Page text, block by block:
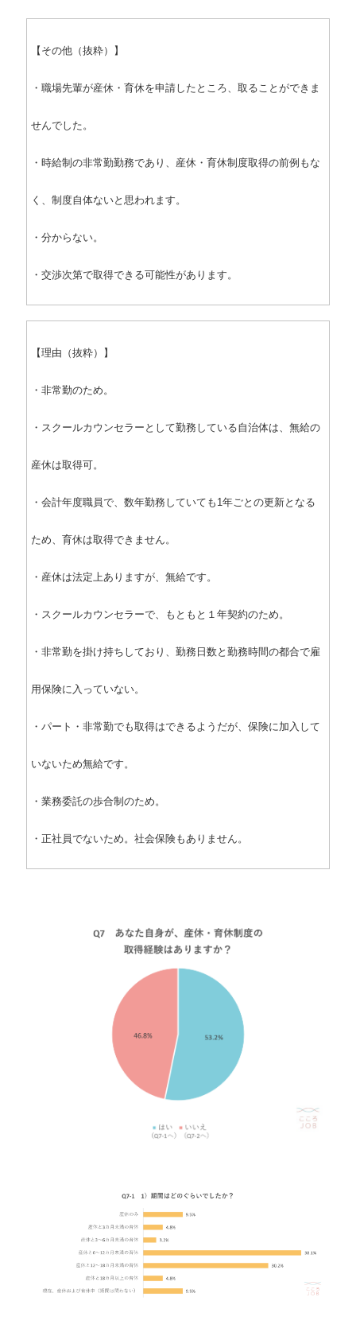
【その他（抜粋）】
・職場先輩が産休・育休を申請したところ、取ることができま
せんでした。
・時給制の非常勤勤務であり、産休・育休制度取得の前例もな
く、制度自体ないと思われます。
・分からない。
・交渉次第で取得できる可能性があります。
【理由（抜粋）】
・非常勤のため。
・スクールカウンセラーとして勤務している自治体は、無給の
産休は取得可。
・会計年度職員で、数年勤務していても1年ごとの更新となる
ため、育休は取得できません。
・産休は法定上ありますが、無給です。
・スクールカウンセラーで、もともと１年契約のため。
・非常勤を掛け持ちしており、勤務日数と勤務時間の都合で雇
用保険に入っていない。
・パート・非常勤でも取得はできるようだが、保険に加入して
いないため無給です。
・業務委託の歩合制のため。
・正社員でないため。社会保険もありません。